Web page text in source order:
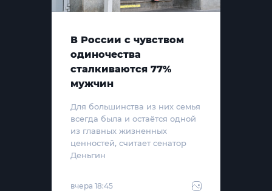
В России с чувством
одиночества
сталкиваются 77%
мужчин
Для большинства из них семья
всегда была и остаётся одной
из главных жизненных
ценностей, считает сенатор
Деньгин
вчера 18:45